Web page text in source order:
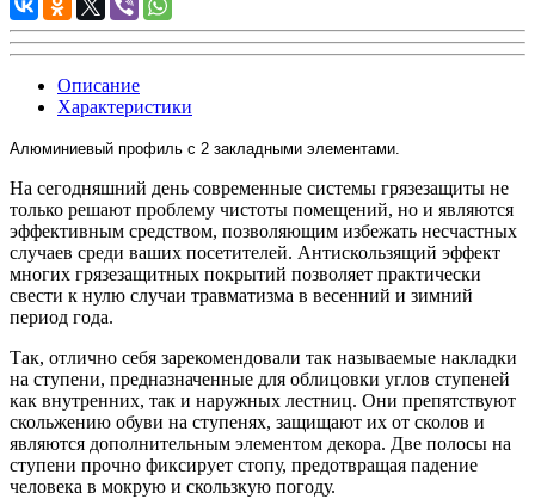
Описание
Характеристики
Алюминиевый профиль c 2 закладными элементами.
На сегодняшний день современные системы грязезащиты не
только решают проблему чистоты помещений, но и являются
эффективным средством, позволяющим избежать несчастных
случаев среди ваших посетителей. Антискользящий эффект
многих грязезащитных покрытий позволяет практически
свести к нулю случаи травматизма в весенний и зимний
период года.
Так, отлично себя зарекомендовали так называемые накладки
на ступени, предназначенные для облицовки углов ступеней
как внутренних, так и наружных лестниц. Они препятствуют
скольжению обуви на ступенях, защищают их от сколов и
являются дополнительным элементом декора. Две полосы на
ступени прочно фиксирует стопу, предотвращая падение
человека в мокрую и скользкую погоду.